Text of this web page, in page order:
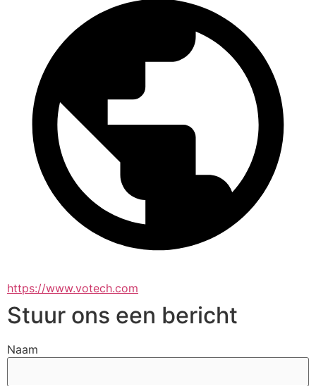
https://www.votech.com
Stuur ons een bericht
Naam